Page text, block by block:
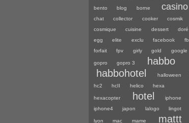
bento blog borne casino
chat collector cooker
cosmik
cosmique
cuisine dessert
doré
egg
elite exclu facebook
fb
forfait
fpv girly gold google
gopro gopro 3
habbo
habbohotel
halloween
hc2
hcII helico hexa
hexacopter hotel
iphone
iphone4
japon lalogo lingot
lyon mac mame mattt